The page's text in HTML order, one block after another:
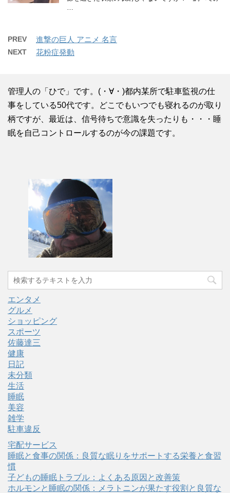
PREV 進撃の巨人 アニメ 名言
NEXT 花粉症発動
管理人の「ひで」です。(・∀・)都内某所で駐車監視の仕
事をしている50代です。どこでもいつでも寝れるのが取り
柄ですが、最近は、信号待ちで意識を失ったりも・・・睡
眠を自己コントロールするのが今の課題です。
エンタメ
グルメ
ショッピング
スポーツ
佐藤達三
健康
日記
未分類
生活
睡眠
美容
雑学
駐車違反
宅配サービス
睡眠と食事の関係：良質な眠りをサポートする栄養と食習
慣
子どもの睡眠トラブル：よくある原因と改善策
ホルモンと睡眠の関係：メラトニンが果たす役割と良質な